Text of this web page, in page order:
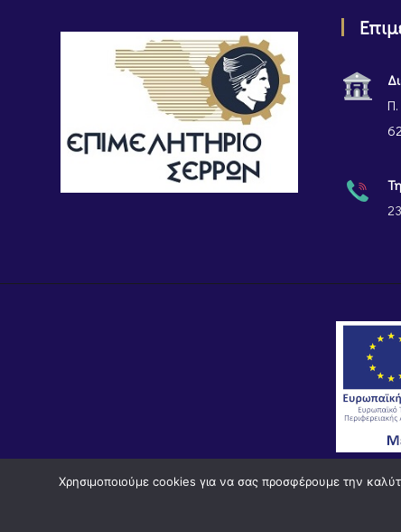
Χρησιμοποιούμε cookies για να σας προσφέρουμε την